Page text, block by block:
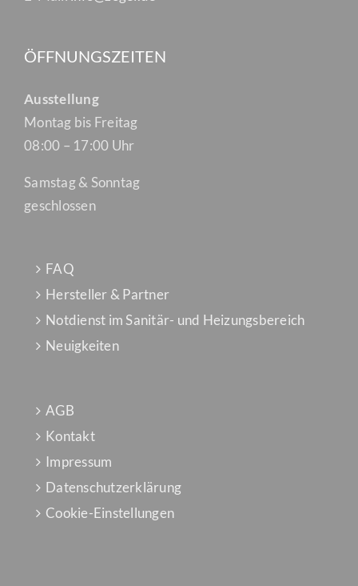
ÖFFNUNGSZEITEN
Ausstellung
Montag bis Freitag
08:00 – 17:00 Uhr
Samstag & Sonntag
geschlossen
FAQ
Hersteller & Partner
Notdienst im Sanitär- und Heizungsbereich
Neuigkeiten
AGB
Kontakt
Impressum
Datenschutzerklärung
Cookie-Einstellungen